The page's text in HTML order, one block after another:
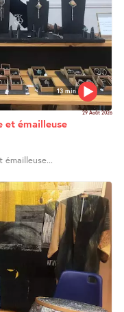
13 min
29 Août 2026
et émailleuse
émailleuse...